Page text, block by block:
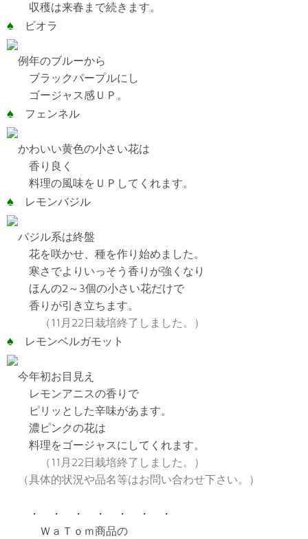
収穫は来春まで続きます。
♠ ビオラ
例年のブルーから
ブラックパープルにし
ゴージャス感ＵＰ。
♠ フェンネル
かわいい黄色の小さい花は
香り良く
料理の風味をＵＰしてくれます。
♠ レモンバジル
バジル系は終盤
花を咲かせ、種を作り始めました。
寒さでよりいっそう香りが強くなり
ほんの2～3個の小さい花だけで
香りが引き立ちます。
（11月22日栽培終了しました。）
♠ レモンベルガモット
今年初お目見え
レモンアニスの香りで
ピリッとした辛味があます。
濃ピンクの花は
料理をゴージャスにしてくれます。
（11月22日栽培終了しました。）
（具体的状況や品名等はお問い合わせ下さい。）
・ ・ ・ ・ ・ ・ ・
ＷａＴｏｍ商品の